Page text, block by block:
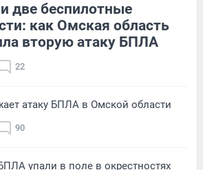
две беспилотные
как Омская область
вторую атаку БПЛА
22
атаку БПЛА в Омской области
90
упали в поле в окрестностях